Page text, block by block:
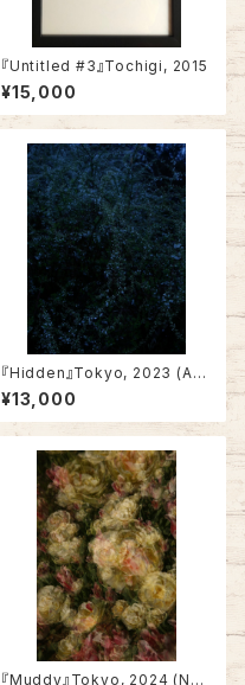
『Untitled #3』Tochigi, 2015
¥15,000
『Hidden』Tokyo, 2023 (A4・
framed)
¥13,000
『Muddy』Tokyo, 2024 (Not